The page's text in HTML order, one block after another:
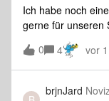
Ich habe noch
gerne für unseren
Modul der
komplett alles auf
Anlage gerne mit
System in unser
0 4 vor
brjnJard